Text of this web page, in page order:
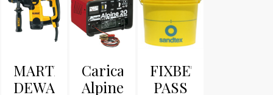
MARTELLETTO
DEWALT
Caricabatteria
Alpine
FIXBETON
PASS